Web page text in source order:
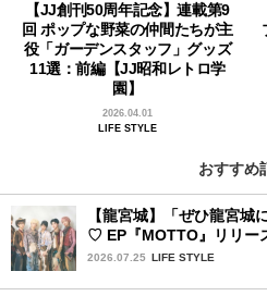
【JJ創刊50周年記念】連載第9
回 ポップな野菜の仲間たちが主
役「ガーデンスタッフ」グッズ
11選：前編【JJ昭和レトロ学
園】
2026.04.01
LIFE STYLE
おすすめ
【龍宮城】「ぜひ龍宮
♡ EP『MOTTO』リリー
2026.07.25 LIFE STYLE